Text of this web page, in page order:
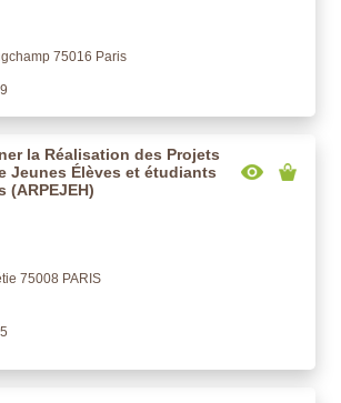
75016 Paris
la Réalisation des Projets
Jeunes Élèves et étudiants
(ARPEJEH)
75008 PARIS